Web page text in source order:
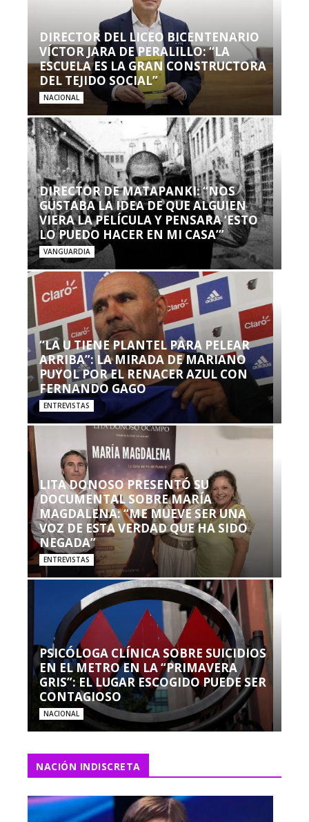
DIRECTOR DEL LICEO BICENTENARIO
VÍCTOR JARA DE PERALILLO: “LA
ESCUELA ES LA GRAN CONSTRUCTORA
DEL TEJIDO SOCIAL”
NACIONAL
DIRECTOR DE MATAPANKI: “NOS
GUSTABA LA IDEA DE QUE ALGUIEN
VIERA LA PELÍCULA Y PENSARA ‘ESTO
LO PUEDO HACER EN MI CASA’”
VANGUARDIA
“LA U TIENE PLANTEL PARA PELEAR
ARRIBA”: LA MIRADA DE MARIANO
PUYOL POR EL RENACER AZUL CON
FERNANDO GAGO
ENTREVISTAS
LITA DONOSO PRESENTÓ SU
DOCUMENTAL SOBRE MARÍA
MAGDALENA: “ME MUEVE SER UNA
VOZ DE ESTA VERDAD QUE HA SIDO
NEGADA”
ENTREVISTAS
PSICÓLOGA CLÍNICA SOBRE SUICIDIOS
EN EL METRO EN LA “PRIMAVERA
GRIS”: EL LUGAR ESCOGIDO PUEDE SER
CONTAGIOSO
NACIONAL
NACIÓN INDISCRETA